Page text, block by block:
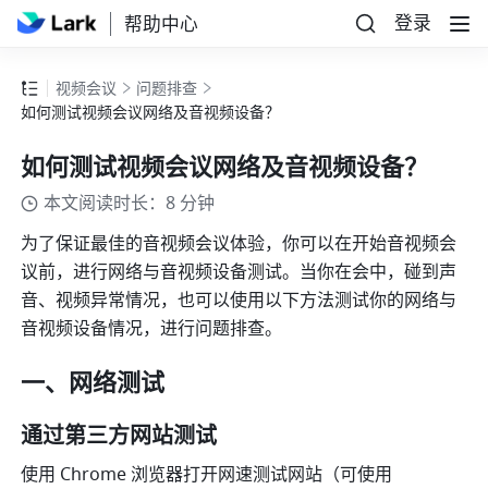
帮助中心 登录
视频会议
问题排查
如何测试视频会议网络及音视频设备？
如何测试视频会议网络及音视频设备？
本文阅读时长：8 分钟
为了保证最佳的音视频会议体验，你可以在开始音视频会
议前，进行网络与音视频设备测试。当你在会中，碰到声
音、视频异常情况，也可以使用以下方法测试你的网络与
音视频设备情况，进行问题排查。
一、网络测试
通过第三方网站测试